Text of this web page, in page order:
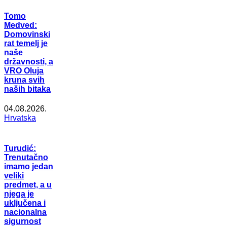
Tomo
Medved:
Domovinski
rat temelj je
naše
državnosti, a
VRO Oluja
kruna svih
naših bitaka
04.08.2026.
Hrvatska
Turudić:
Trenutačno
imamo jedan
veliki
predmet, a u
njega je
uključena i
nacionalna
sigurnost